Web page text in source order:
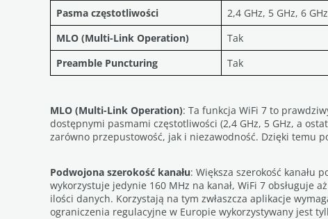
Pasma częstotliwości
2,4 GHz, 5 GHz, 6 GHz
MLO (Multi-Link Operation)
Tak
Preamble Puncturing
Tak
MLO (Multi-Link Operation): Ta funkcja WiFi 7 to
dostępnymi pasmami częstotliwości (2,4 GHz, 5 GHz, a
zarówno przepustowość, jak i niezawodność. Dzięki temu
Podwojona szerokość kanału: Większa szerokość kanału
wykorzystuje jedynie 160 MHz na kanał, WiFi 7 obsługuje
ilości danych. Korzystają na tym zwłaszcza aplikacje
ograniczenia regulacyjne w Europie wykorzystywany jest